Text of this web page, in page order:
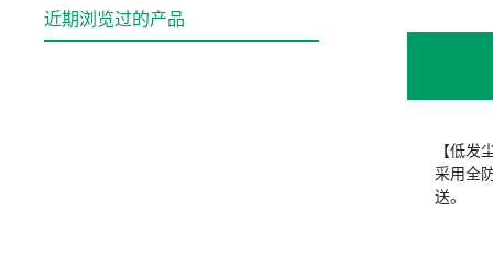
【低发
采用全
送。
近期浏览过的产品